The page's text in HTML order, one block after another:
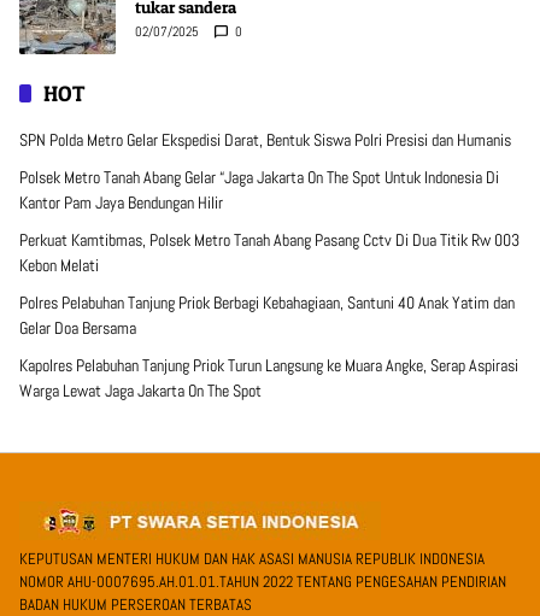
tukar sandera
02/07/2025 0
HOT
SPN Polda Metro Gelar Ekspedisi Darat, Bentuk Siswa Polri Presisi dan Humanis
Polsek Metro Tanah Abang Gelar “Jaga Jakarta On The Spot Untuk Indonesia Di
Kantor Pam Jaya Bendungan Hilir
Perkuat Kamtibmas, Polsek Metro Tanah Abang Pasang Cctv Di Dua Titik Rw 003
Kebon Melati
Polres Pelabuhan Tanjung Priok Berbagi Kebahagiaan, Santuni 40 Anak Yatim dan
Gelar Doa Bersama
Kapolres Pelabuhan Tanjung Priok Turun Langsung ke Muara Angke, Serap Aspirasi
Warga Lewat Jaga Jakarta On The Spot
KEPUTUSAN MENTERI HUKUM DAN HAK ASASI MANUSIA REPUBLIK INDONESIA
NOMOR AHU-0007695.AH.01.01.TAHUN 2022 TENTANG PENGESAHAN PENDIRIAN
BADAN HUKUM PERSEROAN TERBATAS